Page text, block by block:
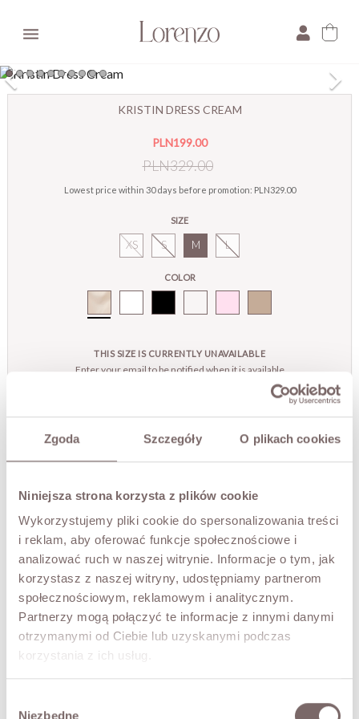
Zgoda Szczegóły O plikach cookies
Niniejsza strona korzysta z plików cookie
Wykorzystujemy pliki cookie do spersonalizowania treści
i reklam, aby oferować funkcje społecznościowe i
analizować ruch w naszej witrynie. Informacje o tym, jak
korzystasz z naszej witryny, udostępniamy partnerom
społecznościowym, reklamowym i analitycznym.
Partnerzy mogą połączyć te informacje z innymi danymi
otrzymanymi od Ciebie lub uzyskanymi podczas
korzystania z ich usług.
Niezbędne

KRISTIN DRESS CREAM
PLN199.00
PLN329.00
Lowest price within 30 days before promotion: PLN329.00
SIZE
XS S M L
COLOR
Cream
THIS SIZE IS CURRENTLY UNAVAILABLE
Enter your email to be notified when it is available
NOTIFY ME
DESCRIPTION
The KRISTIN blazer-style dress. Buttoned closure with
the option to tie it with the included belt. Wonderfully
original and full of character. Shoulder pads, puff sleeves
with gathering. Hidden in-seam pockets at the sides. The
dress is lined. Made in Poland.